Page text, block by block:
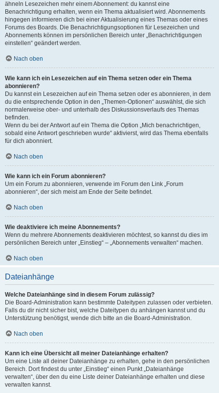
ähneln Lesezeichen mehr einem Abonnement: du kannst eine
Benachrichtigung erhalten, wenn ein Thema aktualisiert wird. Abonnements
hingegen informieren dich bei einer Aktualisierung eines Themas oder eines
Forums des Boards. Die Benachrichtigungsoptionen für Lesezeichen und
Abonnements können im persönlichen Bereich unter „Benachrichtigungen
einstellen“ geändert werden.
Nach oben
Wie kann ich ein Lesezeichen auf ein Thema setzen oder ein Thema
abonnieren?
Du kannst ein Lesezeichen auf ein Thema setzen oder es abonnieren, in dem
du die entsprechende Option in den „Themen-Optionen“ auswählst, die sich
normalerweise ober- und unterhalb des Diskussionsverlaufs des Themas
befinden.
Wenn du bei der Antwort auf ein Thema die Option „Mich benachrichtigen,
sobald eine Antwort geschrieben wurde“ aktivierst, wird das Thema ebenfalls
für dich abonniert.
Nach oben
Wie kann ich ein Forum abonnieren?
Um ein Forum zu abonnieren, verwende im Forum den Link „Forum
abonnieren“, der sich meist am Ende der Seite befindet.
Nach oben
Wie deaktiviere ich meine Abonnements?
Wenn du mehrere Abonnements deaktivieren möchtest, so kannst du dies im
persönlichen Bereich unter „Einstieg“ – „Abonnements verwalten“ machen.
Nach oben
Dateianhänge
Welche Dateianhänge sind in diesem Forum zulässig?
Die Board-Administration kann bestimmte Dateitypen zulassen oder verbieten.
Falls du dir nicht sicher bist, welche Dateitypen du anhängen kannst und du
Unterstützung benötigst, wende dich bitte an die Board-Administration.
Nach oben
Kann ich eine Übersicht all meiner Dateianhänge erhalten?
Um eine Liste all deiner Dateianhänge zu erhalten, gehe in den persönlichen
Bereich. Dort findest du unter „Einstieg“ einen Punkt „Dateianhänge
verwalten“, über den du eine Liste deiner Dateianhänge erhalten und diese
verwalten kannst.